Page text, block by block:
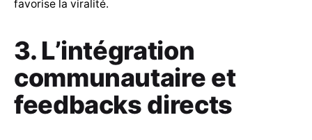
favorise la viralité.
3. L’intégration
communautaire et
feedbacks directs